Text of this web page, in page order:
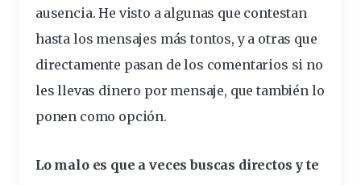
ausencia. He visto a algunas que contestan
hasta los mensajes más tontos, y a otras que
directamente pasan de los comentarios si no
les llevas dinero por mensaje, que también lo
ponen como opción.
Lo malo es que a veces buscas directos y te